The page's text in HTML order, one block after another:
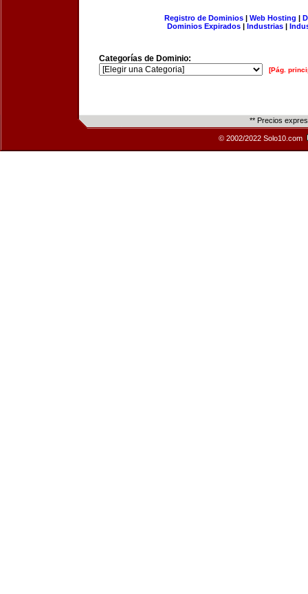
Registro de Dominios| Web Hosting |
Dominios Expirados | Industrias |
Categorías de Dominio:
[Pág.
** Precios
© 2002/2022 Solo10.com